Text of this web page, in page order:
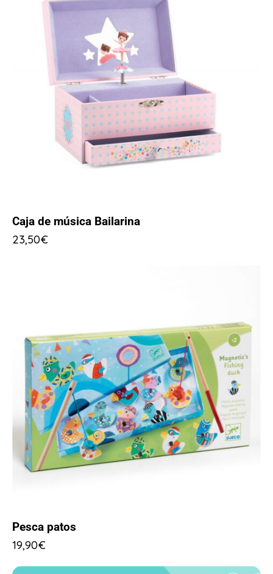
Caja de música Bailarina
23,50€
Pesca patos
19,90€